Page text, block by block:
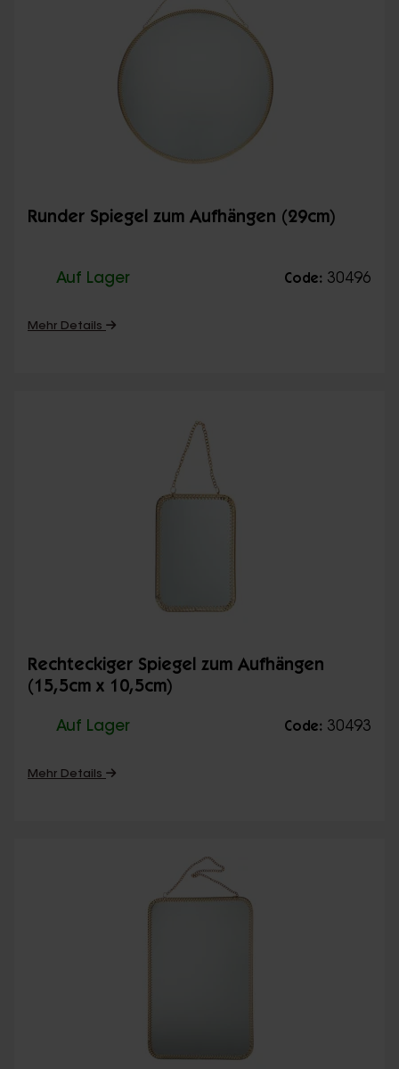
Runder Spiegel zum Aufhängen (29cm)
Auf Lager Code: 30496
Mehr Details
Rechteckiger Spiegel zum Aufhängen
(15,5cm x 10,5cm)
Auf Lager Code: 30493
Mehr Details